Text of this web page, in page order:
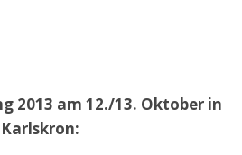
2013 am 12./13. Oktober in
Karlskron: